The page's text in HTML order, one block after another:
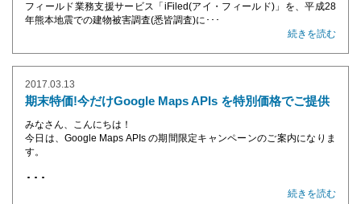
フィールド業務支援サービス「iFiled(アイ・フィールド)」を、平成28
年熊本地震での建物被害調査(悉皆調査)に･･･
続きを読む
2017.03.13
期末特価!今だけGoogle Maps APIs を特別価格でご提供
みなさん、こんにちは！
今日は、Google Maps APIs の期間限定キャンペーンのご案内になりま
す。
･･･
続きを読む